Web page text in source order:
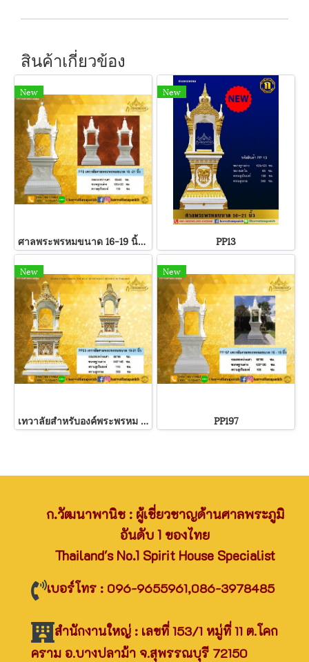
สินค้าเกี่ยวข้อง
New
ศาลพระพรหมขนาด 16-19 นิ้ว สีขาวล้วน
New
PP13
New
เทวาลัยสำหรับองค์พระพรหม 16-19 นิ้ว
New
PP197
ก.วัฒนาพานิช : ผู้เชี่ยวชาญด้านศาลพระภูมิ
อันดับ 1 ของไทย
Thailand's No.1 Spirit House Specialist
เบอร์โทร : 096-9655961,086-3978485
สำนักงานใหญ่ : เลขที่ 153/1 หมู่ที่ 11 ต.โคก
คราม อ.บางปลาม้า จ.สุพรรณบุรี 72150